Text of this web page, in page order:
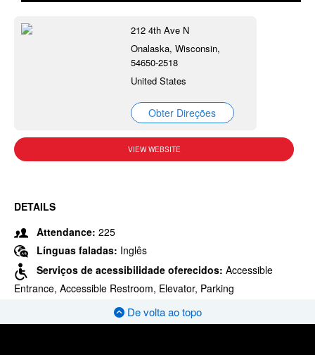
212 4th Ave N
Onalaska, Wisconsin,
54650-2518
United States
Obter Direções
VIEW WEBSITE
DETAILS
Attendance: 225
Línguas faladas: Inglês
Serviços de acessibilidade oferecidos: Accessible
Entrance, Accessible Restroom, Elevator, Parking
De volta ao topo